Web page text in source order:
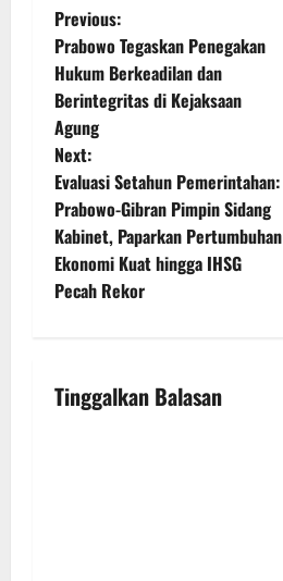
P
o
s
t
n
a
v
g
Previous:
Prabowo Tegaskan Penegakan
Hukum Berkeadilan dan
Berintegritas di Kejaksaan
Agung
Next:
Evaluasi Setahun Pemerintahan:
Prabowo-Gibran Pimpin Sidang
Kabinet, Paparkan Pertumbuhan
Ekonomi Kuat hingga IHSG
Pecah Rekor
Tinggalkan Balasan